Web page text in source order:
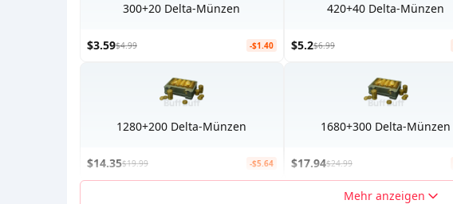
300+20 Delta-Münzen
$3.59$4.99 -$1.40
420+40 Delta-Münzen
$5.2$6.99
1280+200 Delta-Münzen
$14.35$19.99 -$5.64
1680+300 Delta-Münzen
$17.94$24.99
Mehr anzeigen